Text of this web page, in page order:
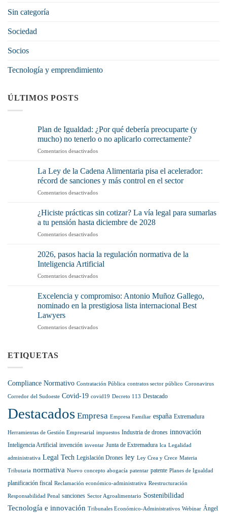
Sin categoría
Sociedad
Socios
Tecnología y emprendimiento
ÚLTIMOS POSTS
Plan de Igualdad: ¿Por qué debería preocuparte (y
mucho) no tenerlo o no aplicarlo correctamente?
Comentarios desactivadosen
Igualdad:
¿Por
qué
preocuparte
(y
no
o
no
correctamente?
La Ley de la Cadena Alimentaria pisa el acelerador:
récord de sanciones y más control en el sector
Comentarios desactivadosen
Ley
la
Cadena
pisa
el
récord
sanciones
y
en
¿Hiciste prácticas sin cotizar? La vía legal para sumarlas
a tu pensión hasta diciembre de 2028
Comentarios desactivadosen
prácticas
cotizar?
La
legal
para
sumarlas
tu
2026, pasos hacia la regulación normativa de la
Inteligencia Artificial
Comentarios desactivadosen
la
normativa
Excelencia y compromiso: Antonio Muñoz Gallego,
nominado en la prestigiosa lista internacional Best
Lawyers
Comentarios desactivadosen
nominado
en
internacional
Lawyers
ETIQUETAS
Compliance Normativo Contratación Pública contratos sector público Coronavirus
Corredor del Sudoeste Covid-19 covid19 Decreto 113 Destacado
Destacados Empresa Empresa Familiar españa Extremadura
Herramientas de Gestión Empresarial impuestos Industria de drones innovación
Inteligencia Artificial invención inventar Junta de Extremadura lca Legalidad
administrativa Legal Tech Legislación Drones ley Ley Crea y Crece Materia
Tributaria normativa Nuevo concepto abogacía patentar patente Planes de Igualdad
planificación fiscal Reclamación económico-administrativa Reestructuración
Responsabilidad Penal sanciones Sector Agroalimentario Sostenibilidad
Tecnología e innovación Tribunales Económico-Administrativos Webinar Ángel